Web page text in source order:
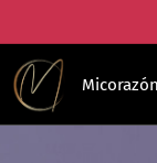
Micorazón